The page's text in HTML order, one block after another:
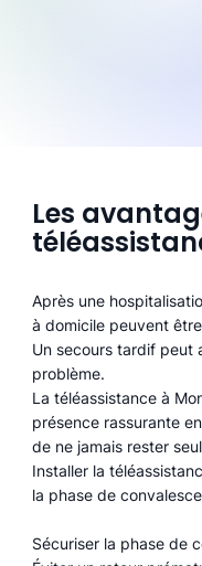
Les
Après une
à domicile peuvent
Un secours tardif peut
problème.
La téléassistance à
présence rassurante
de ne jamais rester
Installer la
la phase de
Sécuriser la phase de